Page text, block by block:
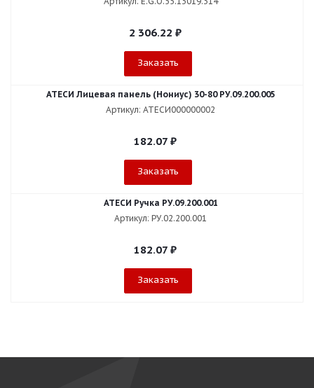
2 306.22 ₽
Заказать
АТЕСИ Лицевая панель (Нониус) 30-80 РУ.09.200.005
Артикул: АТЕСИ000000002
182.07 ₽
Заказать
АТЕСИ Ручка РУ.09.200.001
Артикул: РУ.02.200.001
182.07 ₽
Заказать